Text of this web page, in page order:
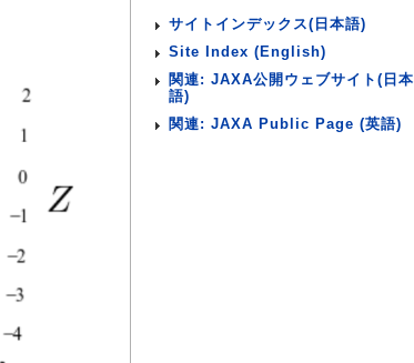
サイトインデックス(日本語)
Site Index (English)
関連: JAXA公開ウェブサイト(日本
語)
関連: JAXA Public Page (英語)